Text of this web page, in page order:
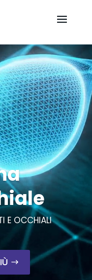
E OCCHIALI